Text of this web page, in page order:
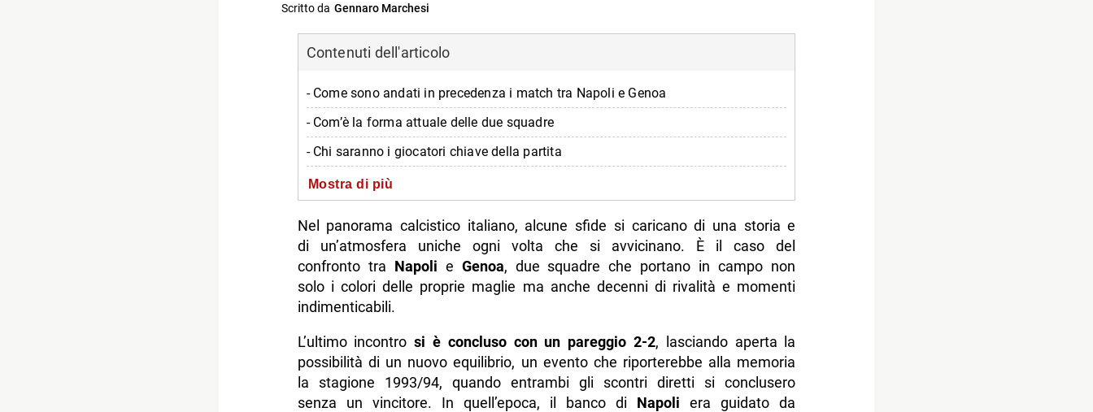
Scritto da Gennaro Marchesi
Contenuti dell'articolo
- Come sono andati in precedenza i match tra Napoli e Genoa
- Com’è la forma attuale delle due squadre
- Chi saranno i giocatori chiave della partita
- Il pronostico suggerito per Napoli-Genoa
Mostra di più
Nel panorama calcistico italiano, alcune sfide si caricano di una storia e
di un’atmosfera uniche ogni volta che si avvicinano. È il caso del
confronto tra Napoli e Genoa, due squadre che portano in campo non
solo i colori delle proprie maglie ma anche decenni di rivalità e momenti
indimenticabili.
L’ultimo incontrosi è concluso con un pareggio 2-2, lasciando aperta la
possibilità di un nuovo equilibrio, un evento che riporterebbe alla memoria
la stagione 1993/94, quando entrambi gli scontri diretti si conclusero
senza un vincitore. In quell’epoca, il banco di Napoli era guidato da